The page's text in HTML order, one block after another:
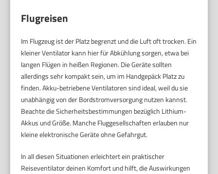
Flugreisen
Im Flugzeug ist der Platz begrenzt und die Luft oft trocken. Ein
kleiner Ventilator kann hier für Abkühlung sorgen, etwa bei
langen Flügen in heißen Regionen. Die Geräte sollten
allerdings sehr kompakt sein, um im Handgepäck Platz zu
finden. Akku-betriebene Ventilatoren sind ideal, weil du sie
unabhängig von der Bordstromversorgung nutzen kannst.
Beachte die Sicherheitsbestimmungen bezüglich Lithium-
Akkus und Größe. Manche Fluggesellschaften erlauben nur
kleine elektronische Geräte ohne Gefahrgut.
In all diesen Situationen erleichtert ein praktischer
Reiseventilator deinen Komfort und hilft, die Auswirkungen